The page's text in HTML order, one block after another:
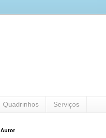
Quadrinhos Serviços
Autor